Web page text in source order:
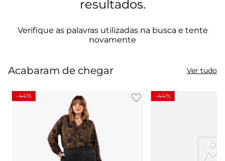
Acabaram de chegar Ver tudo
-44% -44%